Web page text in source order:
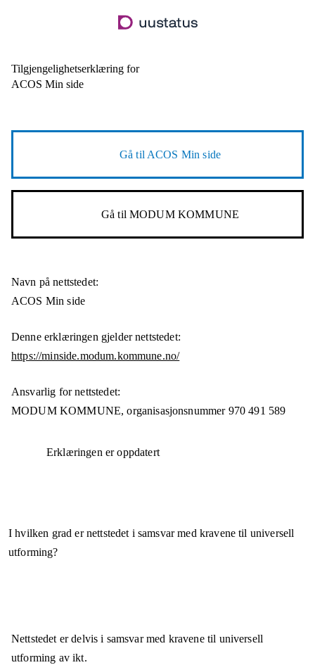
til
Tilgjengelighetserklæring for
ACOS Min side
Gå tilACOS Min side
Gå tilMODUM KOMMUNE
Navn på nettstedet:
ACOS Min side
Denne erklæringen gjelder nettstedet:
https://minside.modum.kommune.no/
Ansvarlig for nettstedet:
MODUM KOMMUNE,organisasjonsnummer 970 491 589
Erklæringen er oppdatert
I hvilken grad er nettstedet i samsvar med kravene til universell
utforming?
Nettstedet erdelvis i samsvarmed kravene til universell
utforming av ikt.